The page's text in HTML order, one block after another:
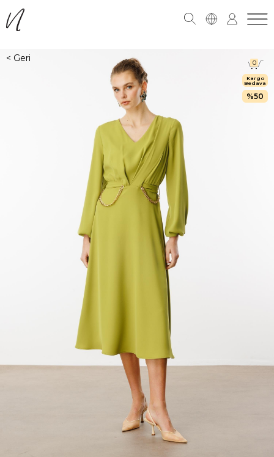
0
Kargo
Bedava
50